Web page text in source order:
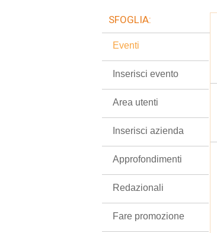
SFOGLIA:
Eventi
Inserisci evento
Area utenti
Inserisci azienda
Approfondimenti
Redazionali
Fare promozione